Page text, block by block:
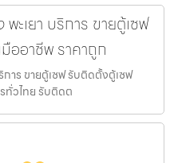
ะเยา บริการ ขายตู้เซฟ
ออาชีพ ราคาถูก
าร ขายตู้เซฟ รับติดตั้งตู้เซฟ
ทั่วไทย รับติดต